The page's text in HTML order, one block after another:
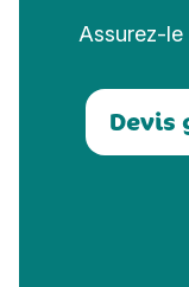
Assurez-
Devis